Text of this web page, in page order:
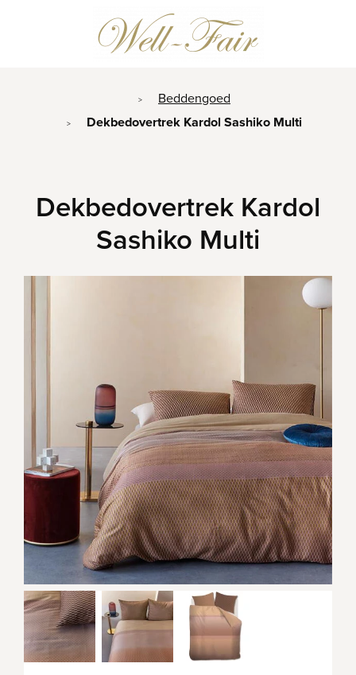
> Beddengoed
> Dekbedovertrek Kardol Sashiko Multi
Dekbedovertrek Kardol
Sashiko Multi